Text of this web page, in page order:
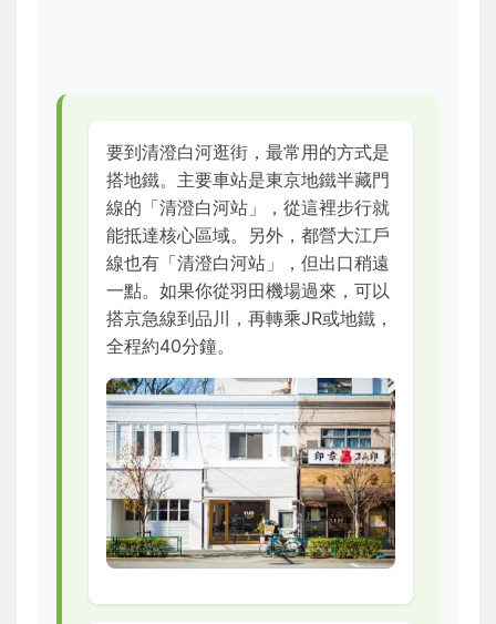
要到清澄白河逛街，最常用的方式是
搭地鐵。主要車站是東京地鐵半藏門
線的「清澄白河站」，從這裡步行就
能抵達核心區域。另外，都營大江戶
線也有「清澄白河站」，但出口稍遠
一點。如果你從羽田機場過來，可以
搭京急線到品川，再轉乘JR或地鐵，
全程約40分鐘。